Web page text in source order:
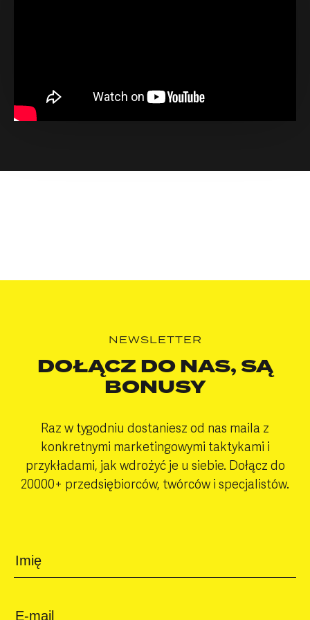
NEWSLETTER
DOŁĄCZ DO NAS,SĄ
BONUSY
Raz w tygodniu dostaniesz od nas maila z
konkretnymi marketingowymi taktykami i
przykładami, jak wdrożyć je u siebie. Dołącz do
20000+ przedsiębiorców, twórców i specjalistów.